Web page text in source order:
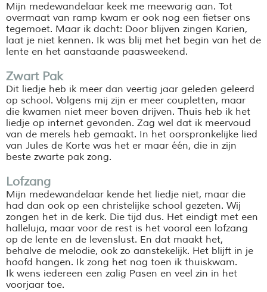
Mijn medewandelaar keek me meewarig aan. Tot
overmaat van ramp kwam er ook nog een fietser ons
tegemoet. Maar ik dacht: Door blijven zingen Karien,
laat je niet kennen. Ik was blij met het begin van het de
lente en het aanstaande paasweekend.
Zwart Pak
Dit liedje heb ik meer dan veertig jaar geleden geleerd
op school. Volgens mij zijn er meer coupletten, maar
die kwamen niet meer boven drijven. Thuis heb ik het
liedje op internet gevonden. Zag wel dat ik meervoud
van de merels heb gemaakt. In het oorspronkelijke lied
van Jules de Korte was het er maar één, die in zijn
beste zwarte pak zong.
Lofzang
Mijn medewandelaar kende het liedje niet, maar die
had dan ook op een christelijke school gezeten. Wij
zongen het in de kerk. Die tijd dus. Het eindigt met een
halleluja, maar voor de rest is het vooral een lofzang
op de lente en de levenslust. En dat maakt het,
behalve de melodie, ook zo aanstekelijk. Het blijft in je
hoofd hangen. Ik zong het nog toen ik thuiskwam.
Ik wens iedereen een zalig Pasen en veel zin in het
voorjaar toe.